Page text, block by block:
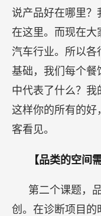
说产品好在哪里？
在这里。而现在大
汽车行业。所以各
基础，我们每个餐
中代表了什么？我
这样你的所有的好
客看见。
【品类的空间
第二个课题，
创。在诊断项目的